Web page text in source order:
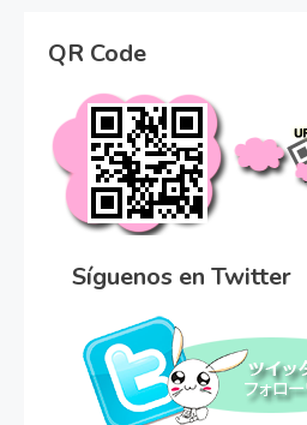
QR Code
Síguenos en Twitter